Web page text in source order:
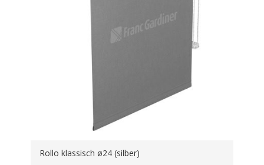
Rollo klassisch ø24 (silber)